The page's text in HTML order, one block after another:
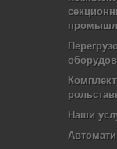
Наши